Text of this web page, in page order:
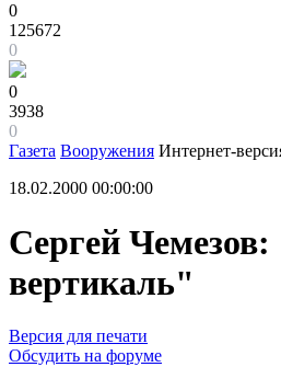
0
125672
0
0
3938
0
Газета Вооружения Интернет-
18.02.2000 00:00:00
Сергей Чемезов:
вертикаль"
Версия для печати
Обсудить на форуме